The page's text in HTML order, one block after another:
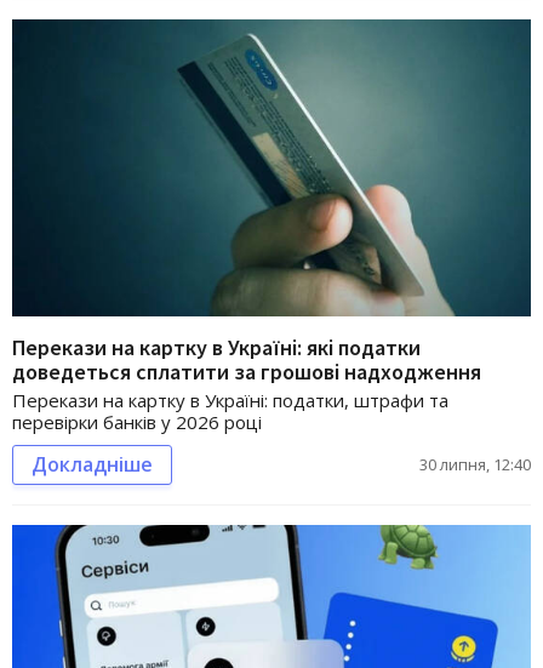
Перекази на картку в Україні: які податки
доведеться сплатити за грошові надходження
Перекази на картку в Україні: податки, штрафи та
перевірки банків у 2026 році
Докладніше 30 липня, 12:40